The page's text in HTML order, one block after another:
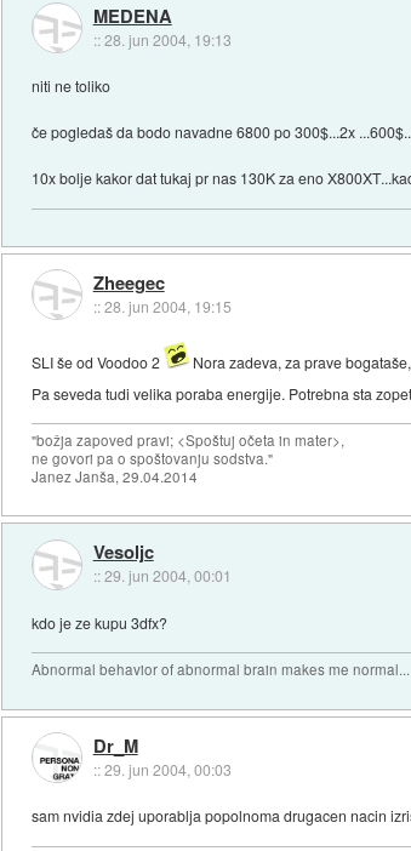
MEDENA
::28. jun 2004, 19:13
niti ne toliko
če pogledaš da bodo navadne 6800 po 300$...2x
10x bolje kakor dat tukaj pr nas 130K za eno
Zheegec
::28. jun 2004, 19:15
SLI še od Voodoo 2
Nora zadeva, za prave
Pa seveda tudi velika poraba energije. Potrebna sta
"božja zapoved pravi; <Spoštuj očeta in mater>,
ne govori pa o spoštovanju sodstva."
Janez Janša, 29.04.2014
Vesoljc
::29. jun 2004, 00:01
kdo je ze kupu 3dfx?
Abnormal behavior of abnormal brain makes me normal...
Dr_M
::29. jun 2004, 00:03
sam nvidia zdej uporablja popolnoma drugacen nacin